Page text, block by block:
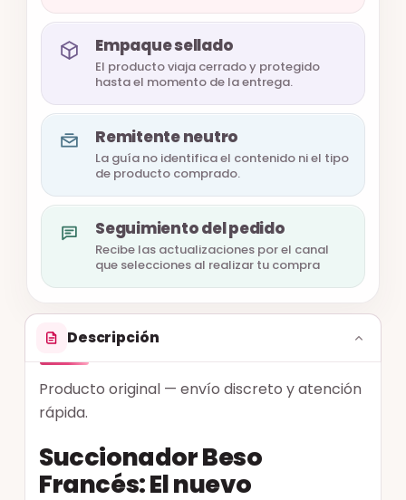
Empaque sellado
El producto viaja cerrado y protegido
hasta el momento de la entrega.
Remitente neutro
La guía no identifica el contenido ni el tipo
de producto comprado.
Seguimiento del pedido
Recibe las actualizaciones por el canal
que selecciones al realizar tu compra
Descripción
Producto original — envío discreto y atención
rápida.
Succionador Beso
Francés: El nuevo